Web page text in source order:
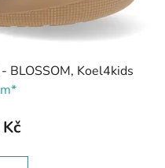
BLOSSOM, Koel4kids